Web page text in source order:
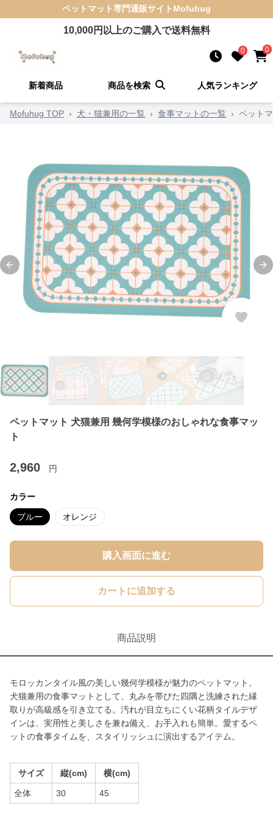
ペットマット専門通販サイト Mofuhug
10,000円以上のご購入で送料無料
0 0
新着商品 商品を検索 人気ランキング
Mofuhug TOP › 犬・猫兼用の一覧 › 食事マットの一覧 › ペット
Previous slide
ペットマット 犬猫兼用 幾何学模様のおしゃれな食事マッ
ト
2,960 円
カラー
ブルー オレンジ
購入画面に進む
カートに追加する
商品説明
モロッカンタイル風の美しい幾何学模様が魅力のペットマット。
犬猫兼用の食事マットとして、丸みを帯びた四隅と洗練された縁
取りが高級感を引き立てる。汚れが目立ちにくい花柄タイルデザ
インは、実用性と美しさを兼ね備え、お手入れも簡単。愛するペ
ットの食事タイムを、スタイリッシュに演出するアイテム。
サイズ 縦(cm) 横(cm)
全体 30 45